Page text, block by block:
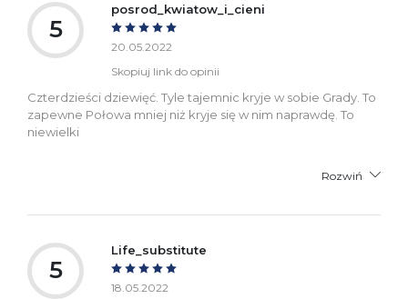
5
posrod_kwiatow_i_cieni
20.05.2022
Skopiuj link do opinii
Czterdzieści dziewięć. Tyle tajemnic kryje w sobie Grady. To
zapewne Połowa mniej niż kryje się w nim naprawdę. To
niewielki
Rozwiń
5
Life_substitute
18.05.2022